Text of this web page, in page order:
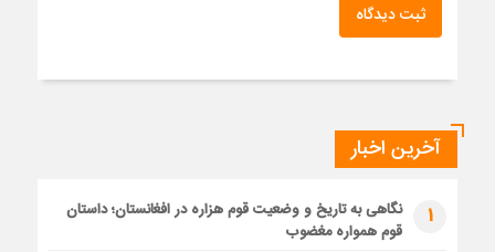
ثبت دیدگاه
آخرین اخبار
1
نگاهی به تاریخ و وضعیت قوم هزاره در افغانستان؛ داستان
قوم همواره مغضوب